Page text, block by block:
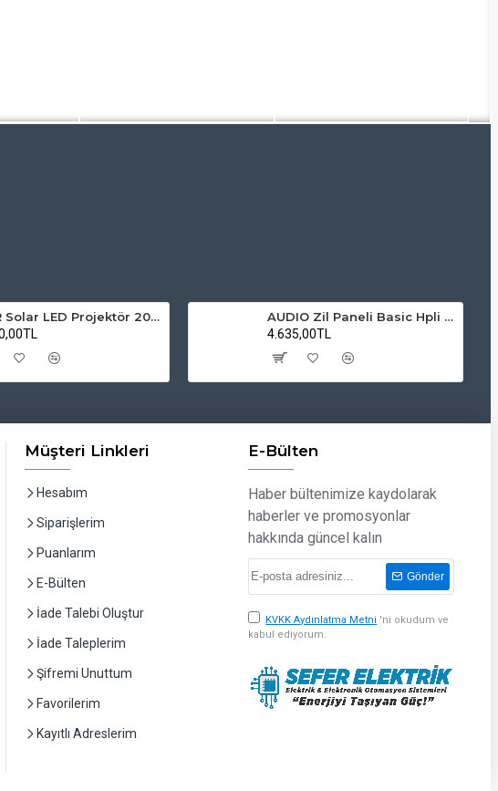
ZMR Solar LED Projektör 200W 6500K Beyaz Işık Dış Mekan Projektör
AUDIO Zil Paneli Basic Hpli Çift Buton 18'li Sesli Apartman Diafon Kapı Paneli
4.635,00TL
Müşteri Linkleri
Hesabım
Siparişlerim
Puanlarım
E-Bülten
İade Talebi Oluştur
İade Taleplerim
Şifremi Unuttum
Favorilerim
Kayıtlı Adreslerim
E-Bülten
Haber bültenimize kaydolarak
haberler ve promosyonlar
hakkında güncel kalın
Gönder
KVKK Aydınlatma Metni 'ni okudum ve
kabul ediyorum.